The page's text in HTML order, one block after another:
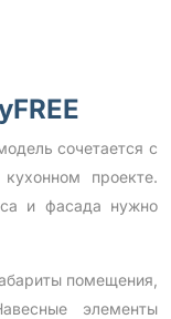
сочетается с
проекте.
и фасада нужно
помещения,
элементы